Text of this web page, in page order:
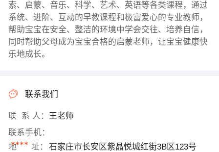
索、启蒙、音乐、科学、艺术、英语等各类课程，通过
系统、进阶、互动的早教课程和极富爱心的专业教师，
帮助宝宝在安全、整洁的环境中学会交往、培养自信，
同时帮助父母成为宝宝合格的启蒙老师，让宝宝健康快
乐地成长。
联系我们
联 系 人： 王老师
联系手机：
****
地 址： 石家庄市长安区紫晶悦城红街3B区123号